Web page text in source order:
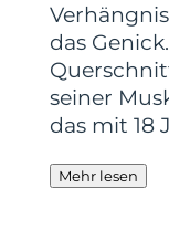
das
seiner
das mit 18
Mehr lesen